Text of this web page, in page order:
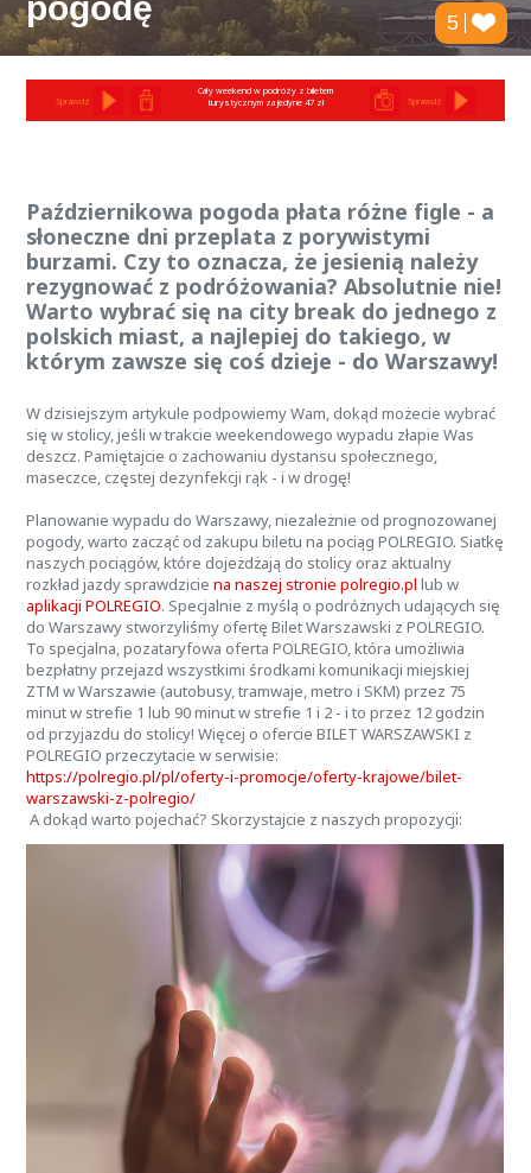
5
Sprawdź
Cały weekend w podróży z biletem
turystycznym za jedyne 47 zł
Sprawdź
Październikowa pogoda płata różne figle - a
słoneczne dni przeplata z porywistymi
burzami. Czy to oznacza, że jesienią należy
rezygnować z podróżowania? Absolutnie nie!
Warto wybrać się na city break do jednego z
polskich miast, a najlepiej do takiego, w
którym zawsze się coś dzieje - do Warszawy!
W dzisiejszym artykule podpowiemy Wam, dokąd możecie wybrać
się w stolicy, jeśli w trakcie weekendowego wypadu złapie Was
deszcz. Pamiętajcie o zachowaniu dystansu społecznego,
maseczce, częstej dezynfekcji rąk - i w drogę!
Planowanie wypadu do Warszawy, niezależnie od prognozowanej
pogody, warto zacząć od zakupu biletu na pociąg POLREGIO. Siatkę
naszych pociągów, które dojeżdżają do stolicy oraz aktualny
rozkład jazdy sprawdziciena naszej stronie polregio.pl lub w
aplikacji POLREGIO. Specjalnie z myślą o podróżnych udających się
do Warszawy stworzyliśmy ofertę Bilet Warszawski z POLREGIO.
To specjalna, pozataryfowa oferta POLREGIO, która umożliwia
bezpłatny przejazd wszystkimi środkami komunikacji miejskiej
ZTM w Warszawie (autobusy, tramwaje, metro i SKM) przez 75
minut w strefie 1 lub 90 minut w strefie 1 i 2 - i to przez 12 godzin
od przyjazdu do stolicy! Więcej o ofercie BILET WARSZAWSKI z
POLREGIO przeczytacie w serwisie:
https://polregio.pl/pl/oferty-i-promocje/oferty-krajowe/bilet-
warszawski-z-polregio/
A dokąd warto pojechać? Skorzystajcie z naszych propozycji: